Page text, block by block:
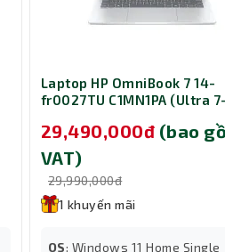
Laptop HP OmniBook 7 14-
fr0027TU C1MN1PA (Ultra
Office/ Microsoft/
Home/ 1Y/ Bạc)
29,490,000đ (bao
VAT)
29,990,000đ
1 khuyến mãi
OS: Windows 11 Home Single